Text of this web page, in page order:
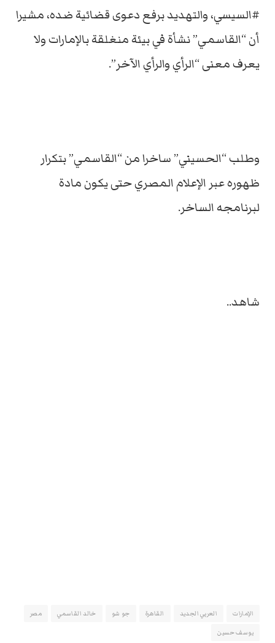
#السيسي، والتهديد برفع دعوى قضائية ضده، مشيرا
أن “القاسمي” نشأة في بيئة منغلقة بالإمارات ولا
يعرف معنى “الرأي والرأي الآخر”.
وطلب “الحسيني” ساخرا من “القاسمي” بتكرار
ظهوره عبر الإعلام المصري حتى يكون مادة
لبرنامجه الساخر.
شاهد..
الإمارات العربي الجديد القاهرة جو شو خالد القاسمي
مصر
يوسف حسين